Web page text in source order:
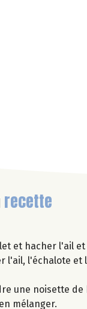
recette
et hacher l'ail
l'ail, l'échalote
une noisette
mélanger.